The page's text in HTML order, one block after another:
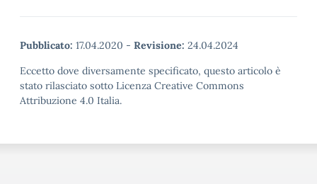
Pubblicato: 17.04.2020 - Revisione: 24.04.2024
Eccetto dove diversamente specificato, questo articolo è
stato rilasciato sotto Licenza Creative Commons
Attribuzione 4.0 Italia.